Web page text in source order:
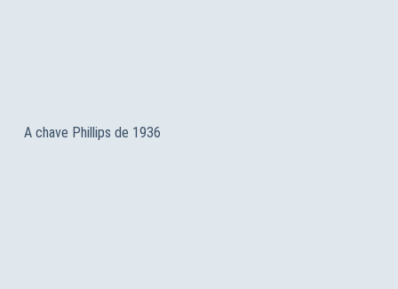
A chave Phillips de 1936